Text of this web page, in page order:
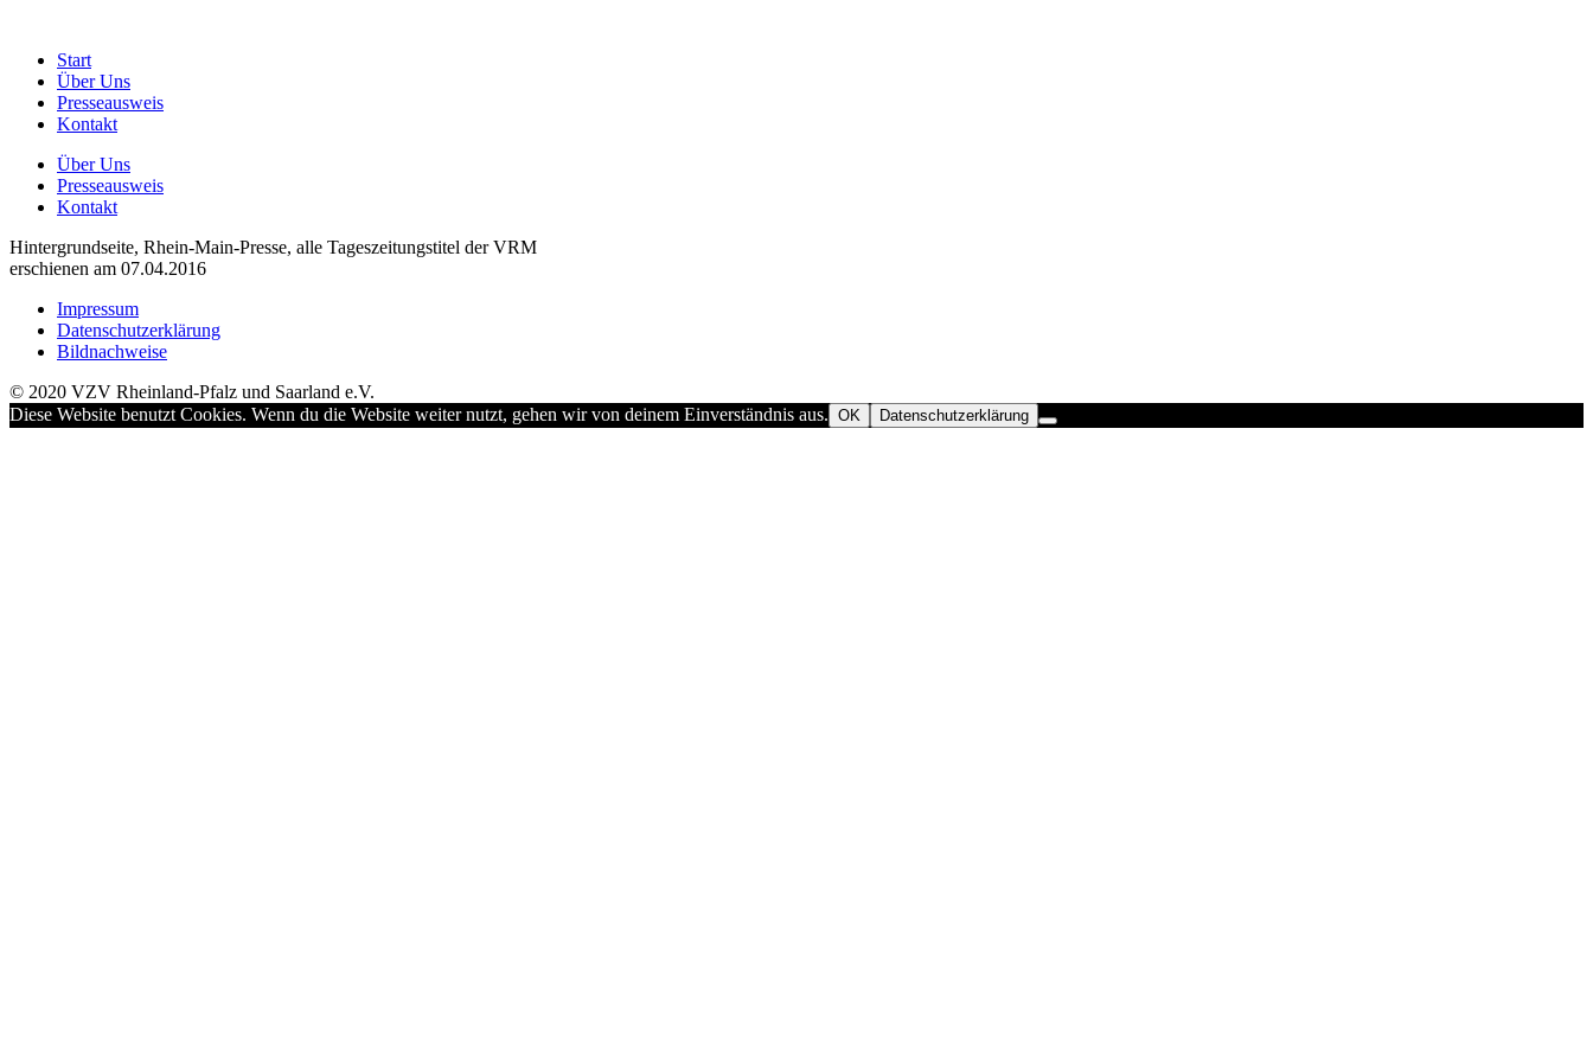
Start
Über Uns
Presseausweis
Kontakt
Über Uns
Presseausweis
Kontakt
Hintergrundseite, Rhein-Main-Presse, alle Tageszeitungstitel der VRM
erschienen am 07.04.2016
Impressum
Datenschutzerklärung
Bildnachweise
© 2020 VZV Rheinland-Pfalz und Saarland e.V.
Diese Website benutzt Cookies. Wenn du die Website weiter nutzt, gehen wir von deinem Einverständnis aus. OK Datenschutzerklärung